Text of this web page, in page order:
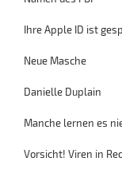
Ihre Apple ID ist
Neue Masche
Danielle Duplain
Manche lernen es
Vorsicht! Viren in